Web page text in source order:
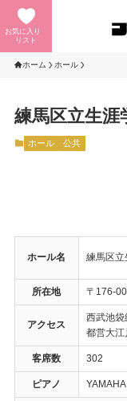
お気に入り
リスト
ホーム ホール
練馬区立生涯
ホール 公共
ホール名 練馬区立
所在地 〒176-
アクセス
西武池
都営大江
客席数 302
ピアノ